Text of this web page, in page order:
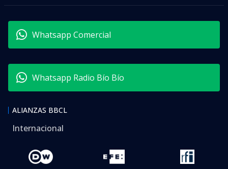
Whatsapp Comercial
Whatsapp Radio Bío Bío
ALIANZAS BBCL
Internacional